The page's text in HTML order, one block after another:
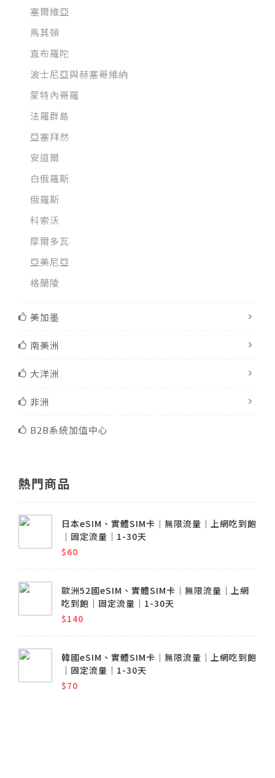
塞爾維亞
馬其頓
直布羅陀
波士尼亞與赫塞哥維納
蒙特內哥羅
法羅群島
亞塞拜然
安道爾
白俄羅斯
俄羅斯
科索沃
摩爾多瓦
亞美尼亞
格蘭陵
美加墨
南美洲
大洋洲
非洲
B2B系統加值中心
熱門商品
日本eSIM、實體SIM卡│無限流量│上網吃到飽
│固定流量│1-30天
$60
歐洲52國eSIM、實體SIM卡│無限流量│上網
吃到飽│固定流量│1-30天
$140
韓國eSIM、實體SIM卡│無限流量│上網吃到飽
│固定流量│1-30天
$70